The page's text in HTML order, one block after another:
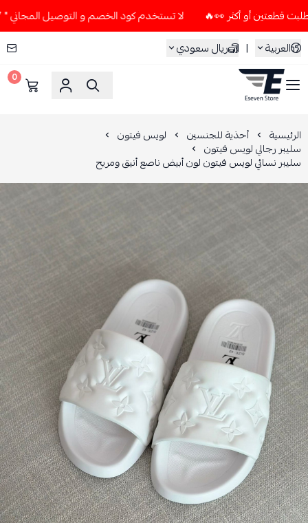
لا تستخدم كود الخصم و التوصيل المجاني " N7 " إلا إذا طلبت قطعتين أو أكثر 👀🔥
العربية
| ريال سعودي
ESEVEN STORE
0
الرئيسية أحذية للجنسين لويس فيتون
سليبر رجالي لويس فيتون
سليبر نسائي لويس فيتون لون أبيض ناصع أنيق ومريح